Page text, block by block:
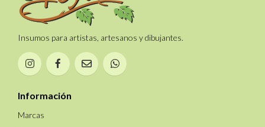
Insumos para artistas, artesanos y dibujantes.
Información
Marcas